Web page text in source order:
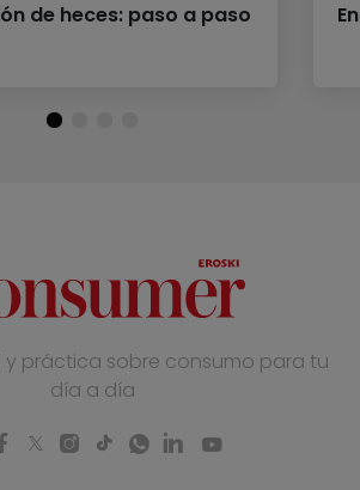
de heces: paso a paso
y práctica sobre consumo para tu
día a día